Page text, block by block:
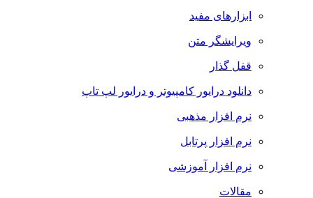
ابزارهای مفید
ویرایشگر متن
قفل گذار
دانلود درایور کامپیوتر و درایور لپ تاپ
نرم افزار مذهبی
نرم افزار پرتابل
نرم افزار آموزشی
مقالات